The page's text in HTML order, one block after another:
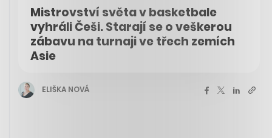
Mistrovství světa v basketbale
vyhráli Češi. Starají se o veškerou
zábavu na turnaji ve třech zemích
Asie
ELIŠKA NOVÁ